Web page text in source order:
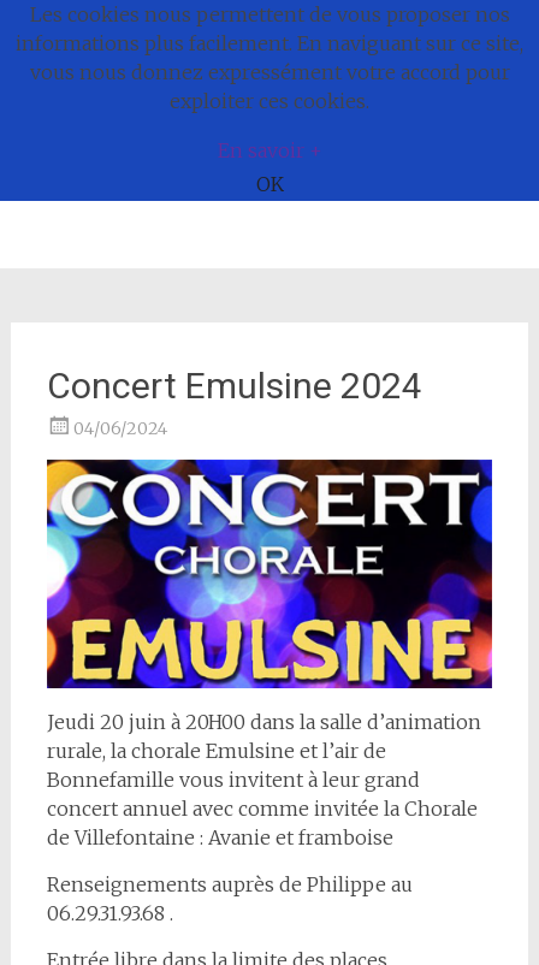
Commune de
Bonnefamille
Concert Emulsine 2024
04/06/2024
Jeudi 20 juin à 20H00 dans la salle d’animation
rurale, la chorale Emulsine et l’air de
Bonnefamille vous invitent à leur grand
concert annuel avec comme invitée la Chorale
de Villefontaine : Avanie et framboise
Renseignements auprès de Philippe au
06.29.31.93.68 .
Entrée libre dans la limite des places
Les cookies nous permettent de vous proposer nos
informations plus facilement. En naviguant sur ce site,
vous nous donnez expressément votre accord pour
exploiter ces cookies.
En savoir +
OK